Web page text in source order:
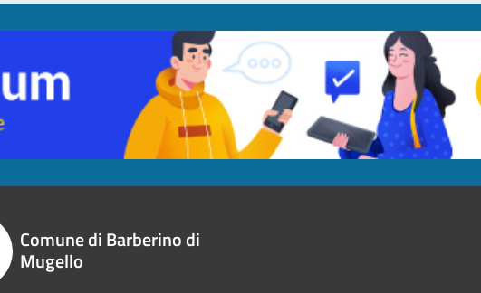
Comune di Barberino di
Mugello